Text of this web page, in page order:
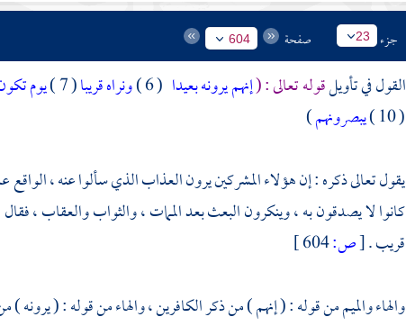
جزء 23 صفحة 604
القول في تأويلقوله تعالى : (إنهم يرونه بعيدا ( 6 ) ونراه قريبا( 7 ) يوم
( 10 )
يبصرونهم)
يقول تعالى ذكره : إن هؤلاء المشركين يرون العذاب الذي سألوا عنه ، الواقع
كانوا لا يصدقون به ، وينكرون البعث بعد الممات ، والثواب والعقاب ،
قريب .[ص:
والهاء والميم من قوله : ( إنهم ) من ذكر الكافرين ، والهاء من قوله : ( يرونه